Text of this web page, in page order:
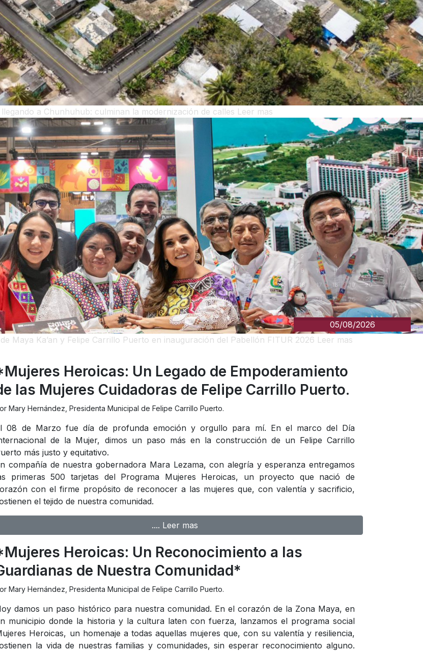
a Chunhuhub: culminan la modernización de calles Leer mas
Maya Ka’an y Felipe Carrillo Puerto en inauguración del Pabellón FITUR 2026 Leer mas
05/08/2026
Heroicas: Un Legado de Empoderamiento
las Mujeres Cuidadoras de Felipe Carrillo Puerto.
Mary Hernández, Presidenta Municipal de Felipe Carrillo Puerto.
08 de Marzo fue día de profunda emoción y orgullo para mí. En el marco del Día
de la Mujer, dimos un paso más en la construcción de un Felipe Carrillo
más justo y equitativo.
compañía de nuestra gobernadora Mara Lezama, con alegría y esperanza entregamos
primeras 500 tarjetas del Programa Mujeres Heroicas, un proyecto que nació de
con el firme propósito de reconocer a las mujeres que, con valentía y sacrificio,
el tejido de nuestra comunidad.
.... Leer mas
Heroicas: Un Reconocimiento a las
de Nuestra Comunidad*
Mary Hernández, Presidenta Municipal de Felipe Carrillo Puerto.
damos un paso histórico para nuestra comunidad. En el corazón de la Zona Maya, en
municipio donde la historia y la cultura laten con fuerza, lanzamos el programa social
Heroicas, un homenaje a todas aquellas mujeres que, con su valentía y resiliencia,
la vida de nuestras familias y comunidades, sin esperar reconocimiento alguno.